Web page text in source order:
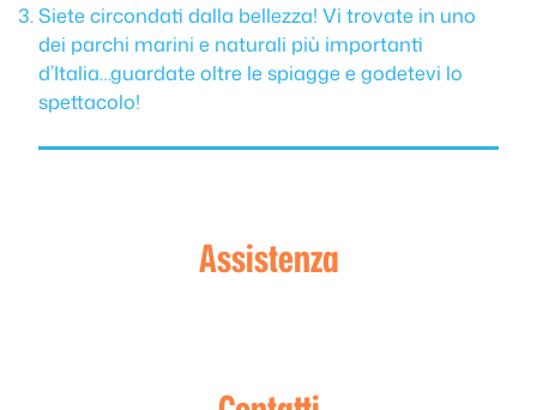
Siete circondati dalla bellezza! Vi trovate in uno
dei parchi marini e naturali più importanti
d’Italia…guardate oltre le spiagge e godetevi lo
spettacolo!
Assistenza